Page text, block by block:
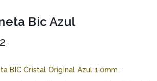
Bic Azul
2
BIC Cristal Original Azul 1.0mm.